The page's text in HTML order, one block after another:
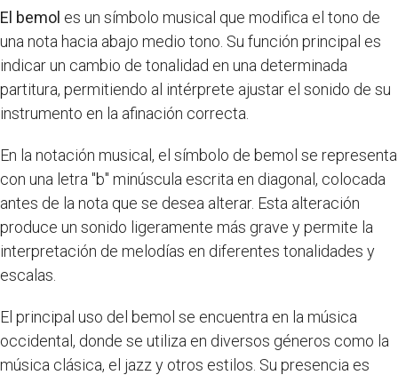
El bemol es un símbolo musical que modifica el tono de
una nota hacia abajo medio tono. Su función principal es
indicar un cambio de tonalidad en una determinada
partitura, permitiendo al intérprete ajustar el sonido de su
instrumento en la afinación correcta.
En la notación musical, el símbolo de bemol se representa
con una letra "b" minúscula escrita en diagonal, colocada
antes de la nota que se desea alterar. Esta alteración
produce un sonido ligeramente más grave y permite la
interpretación de melodías en diferentes tonalidades y
escalas.
El principal uso del bemol se encuentra en la música
occidental, donde se utiliza en diversos géneros como la
música clásica, el jazz y otros estilos. Su presencia es